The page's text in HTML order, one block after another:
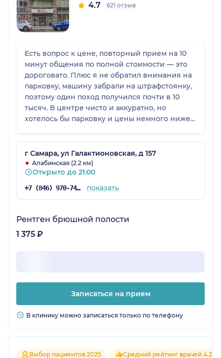
4.7 621 отзыв
Есть вопрос к цене, повторный прием на 10
минут общения по полной стоимости — это
дороговато. Плюс я не обратил внимания на
парковку, машину забрали на штрафстоянку,
поэтому один поход получился почти в 10
тысяч. В центре чисто и аккуратно, но
хотелось бы парковку и цены немного ниже
г Самара, ул Галактионовская, д 157
Алабинская (2.2 км)
Открыто до 21:00
+7 (846) 970-74-07 показать
Рентген брюшной полости
1 375 ₽
Записаться на прием
В клинику можно записаться только по телефону
Выбор пациентов 2025 Средний рейтинг врачей 4.2